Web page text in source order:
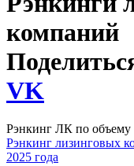
компаний
VK
Рэнкинг ЛК по объему
Рэнкинг лизинговых
2025 года